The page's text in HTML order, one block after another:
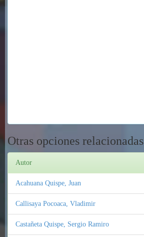
Otras opciones relacionadas
Autor
Acahuana Quispe, Juan
Callisaya Pocoaca, Vladimir
Castañeta Quispe, Sergio Ramiro